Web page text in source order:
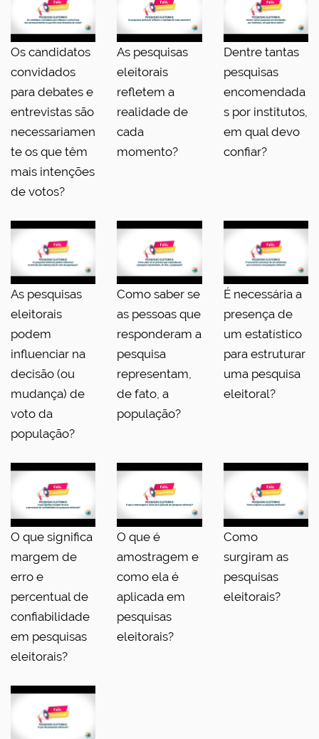
Os candidatos
convidados
para debates e
entrevistas são
necessariamen
te os que têm
mais intenções
de votos?
As pesquisas
eleitorais
refletem a
realidade de
cada
momento?
Dentre tantas
pesquisas
encomendada
s por institutos,
em qual devo
confiar?
As pesquisas
eleitorais
podem
influenciar na
decisão (ou
mudança) de
voto da
população?
Como saber se
as pessoas que
responderam a
pesquisa
representam,
de fato, a
população?
É necessária a
presença de
um estatístico
para estruturar
uma pesquisa
eleitoral?
O que significa
margem de
erro e
percentual de
confiabilidade
em pesquisas
eleitorais?
O que é
amostragem e
como ela é
aplicada em
pesquisas
eleitorais?
Como
surgiram as
pesquisas
eleitorais?